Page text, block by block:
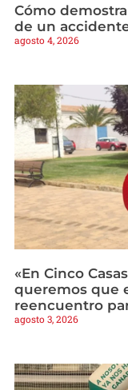
Cómo
de un
agosto 4, 2026
«En Cinco
queremos que
reencuentro
agosto 3, 2026